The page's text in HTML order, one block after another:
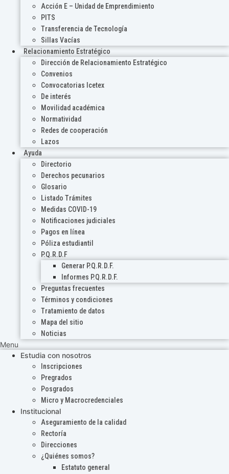
Acción E – Unidad de Emprendimiento
PITS
Transferencia de Tecnología
Sillas Vacías
Relacionamiento Estratégico
Dirección de Relacionamiento Estratégico
Convenios
Convocatorias Icetex
De interés
Movilidad académica
Normatividad
Redes de cooperación
Lazos
Ayuda
Directorio
Derechos pecunarios
Glosario
Listado Trámites
Medidas COVID-19
Notificaciones judiciales
Pagos en línea
Póliza estudiantil
P.Q.R.D.F
Generar P.Q.R.D.F.
Informes P.Q.R.D.F.
Preguntas frecuentes
Términos y condiciones
Tratamiento de datos
Mapa del sitio
Noticias
Menu
Estudia con nosotros
Inscripciones
Pregrados
Posgrados
Micro y Macrocredenciales
Institucional
Aseguramiento de la calidad
Rectoría
Direcciones
¿Quiénes somos?
Estatuto general